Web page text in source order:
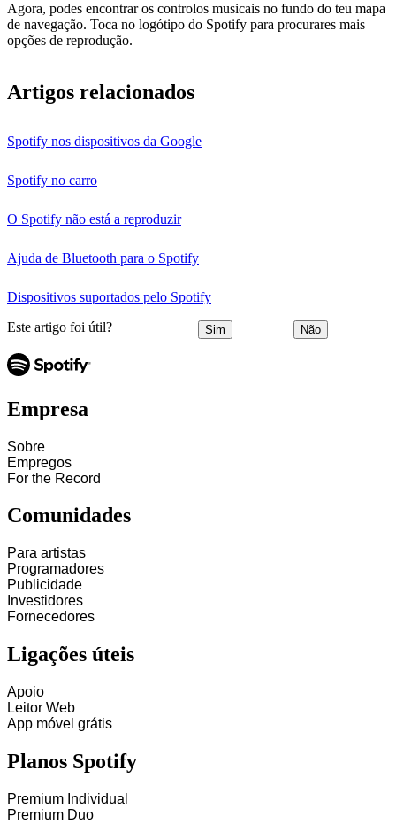
Agora, podes encontrar os controlos musicais no fundo do teu mapa
de navegação. Toca no logótipo do Spotify para procurares mais
opções de reprodução.
Artigos relacionados
Spotify nos dispositivos da Google
Spotify no carro
O Spotify não está a reproduzir
Ajuda de Bluetooth para o Spotify
Dispositivos suportados pelo Spotify
Este artigo foi útil? Sim Não
Empresa
Sobre
Empregos
For the Record
Comunidades
Para artistas
Programadores
Publicidade
Investidores
Fornecedores
Ligações úteis
Apoio
Leitor Web
App móvel grátis
Planos Spotify
Premium Individual
Premium Duo